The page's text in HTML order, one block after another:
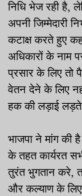
निधि भेज रही है,
अपनी जिम्मेदारी
कटाक्ष करते हुए
अधिकारों के नाम
प्रसार के लिए तो
वेतन देने के लिए
हक की लड़ाई
भाजपा ने मांग की
के तहत कार्यरत
तुरंत भुगतान करे,
और कल्याण के लिए